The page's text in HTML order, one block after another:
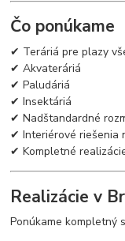
Čo ponúkame
✔ Teráriá pre plazy
✔ Akvateráriá
✔ Paludáriá
✔ Insektáriá
✔ Nadštandardné
✔ Interiérové riešenia
✔ Kompletné
Realizácie v
Ponúkame kompletný